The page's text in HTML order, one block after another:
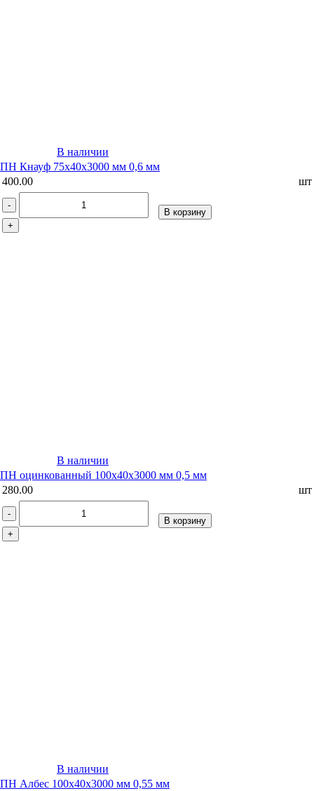
В наличии
ПН Кнауф 75х40х3000 мм 0,6 мм
400.00
шт
-
+
В корзину
В наличии
ПН оцинкованный 100х40х3000 мм 0,5 мм
280.00
шт
-
+
В корзину
В наличии
ПН Албес 100х40х3000 мм 0,55 мм